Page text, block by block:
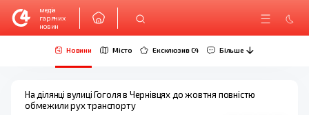
медіа
гарячих
новин
Новини Місто Ексклюзив C4 Більше
На ділянці вулиці Гоголя в Чернівцях до жовтня повністю
обмежили рух транспорту